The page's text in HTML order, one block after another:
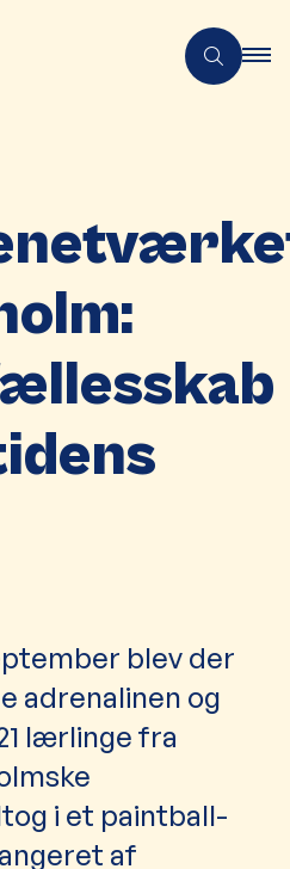
blev der
adrenalinen og
lærlinge fra
i et paintball-
af